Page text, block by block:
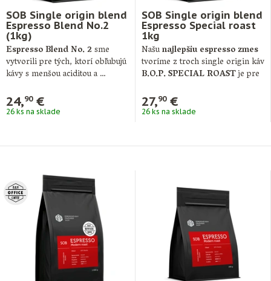
SOB Single origin blend
Espresso Blend No.2
(1kg)
Espresso Blend No. 2sme
vytvorili pre tých, ktorí obľubujú
kávy s menšou aciditou a …
24,90€
26 ks na sklade
SOB Single origin blend
Espresso Special roast
1kg
Našunajlepšiu espresso zmes
tvoríme z troch single origin káv
B.O.P. SPECIAL ROASTje pre
27,90€
26 ks na sklade